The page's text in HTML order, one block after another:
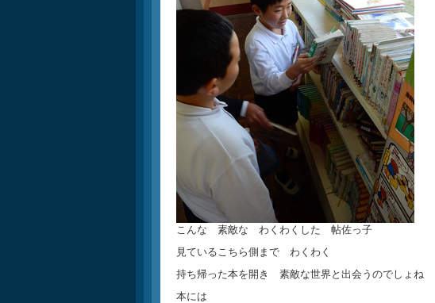
こんな 素敵な わくわくした 帖佐っ子
見ているこちら側まで わくわく
持ち帰った本を開き 素敵な世界と出会うのでしょね
本には